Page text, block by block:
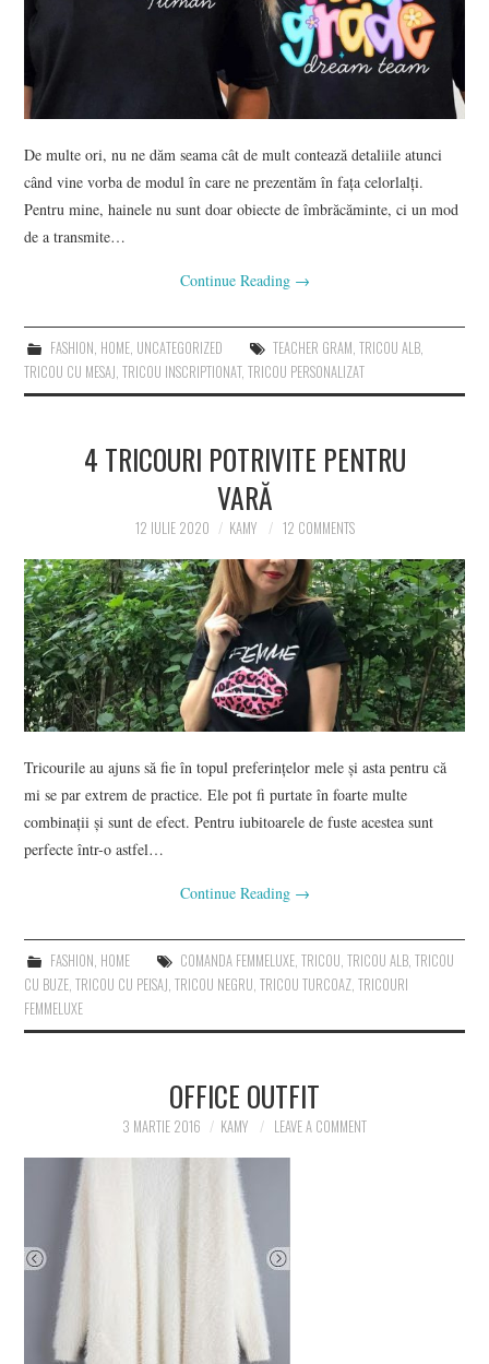
De multe ori, nu ne dăm seama cât de mult contează detaliile atunci
când vine vorba de modul în care ne prezentăm în fața celorlalți.
Pentru mine, hainele nu sunt doar obiecte de îmbrăcăminte, ci un mod
de a transmite…
Continue Reading →
FASHION, HOME, UNCATEGORIZED TEACHER GRAM, TRICOU ALB,
TRICOU CU MESAJ,TRICOU INSCRIPTIONAT,TRICOU PERSONALIZAT
4 TRICOURI POTRIVITE PENTRU
VARĂ
12 IULIE 2020 KAMY 12 COMMENTS
Tricourile au ajuns să fie în topul preferințelor mele și asta pentru că
mi se par extrem de practice. Ele pot fi purtate în foarte multe
combinații și sunt de efect. Pentru iubitoarele de fuste acestea sunt
perfecte într-o astfel…
Continue Reading →
FASHION, HOME COMANDA FEMMELUXE, TRICOU, TRICOU ALB, TRICOU
CU BUZE,TRICOU CU PEISAJ,TRICOU NEGRU,TRICOU TURCOAZ,TRICOURI
FEMMELUXE
OFFICE OUTFIT
3 MARTIE 2016 KAMY LEAVE A COMMENT